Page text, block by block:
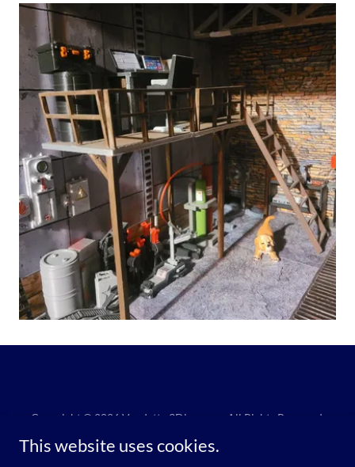
Copyright © 2026 Vendetta 3Diorama - All Rights Reserved.
Powered by
This website uses cookies.